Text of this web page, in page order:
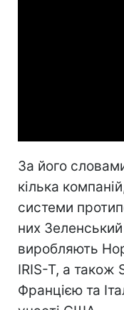
За його
кілька
системи
них
виробляють
IRIS-T, а також
Францією та